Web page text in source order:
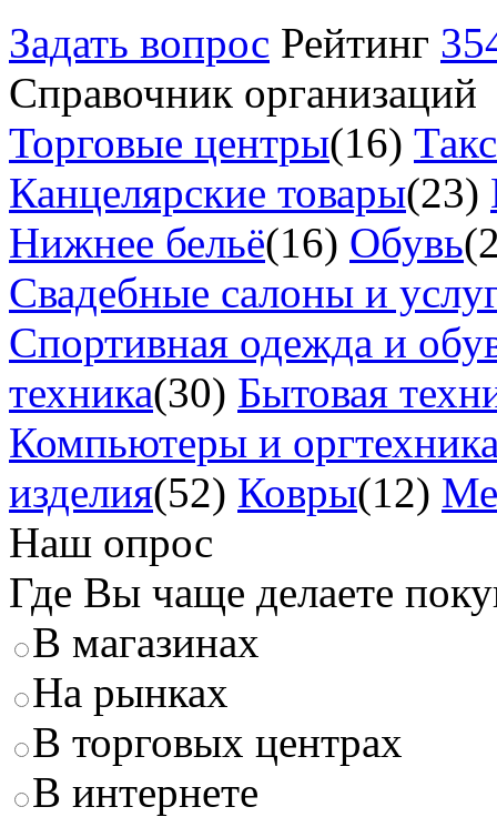
Задать вопрос Рейтинг
Справочник организаций
Торговые центры(16)
Канцелярские товары(23)
Нижнее бельё(16) Обувь
Свадебные салоны и
Спортивная одежда и
техника(30) Бытовая
Компьютеры и
изделия(52) Ковры(12)
Наш опрос
Где Вы чаще делаете
В магазинах
На рынках
В торговых центрах
В интернете